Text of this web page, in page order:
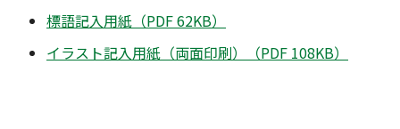
標語記入用紙（PDF 62KB）
イラスト記入用紙（両面印刷）（PDF 108KB）